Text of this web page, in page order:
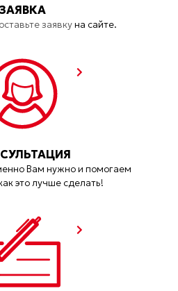
ЗАЯВКА
оставьте заявкуна сайте.
Вам нужно и помогаем
это лучше сделать!